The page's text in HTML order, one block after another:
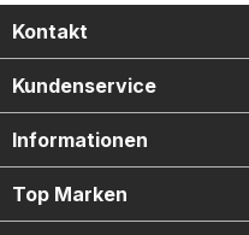
maximale Bodenfreiheit Von Rennteams getestet – Race
Series Qualität Lieferumfang: 1x Kupplungsdeckel-Protektor
Kontakt
Kundenservice
Informationen
Top Marken